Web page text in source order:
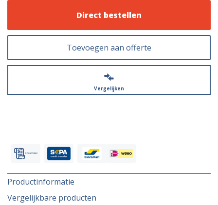
Direct bestellen
Toevoegen aan offerte
Vergelijken
Productinformatie
Vergelijkbare producten